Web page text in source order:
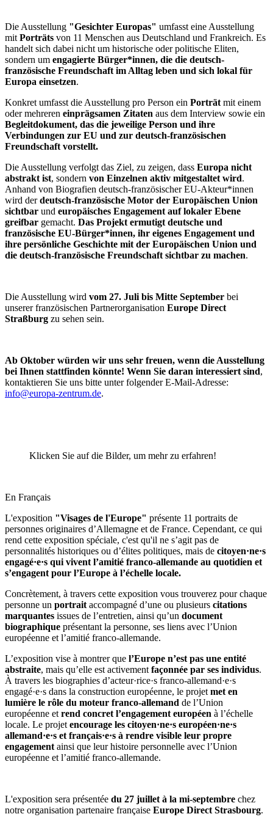
Die Ausstellung "Gesichter Europas" umfasst eine Ausstellung
mit Porträts von 11 Menschen aus Deutschland und Frankreich. Es
handelt sich dabei nicht um historische oder politische Eliten,
sondern um engagierte Bürger*innen, die die deutsch-
französische Freundschaft im Alltag leben und sich lokal für
Europa einsetzen.
Konkret umfasst die Ausstellung pro Person ein Porträt mit einem
oder mehreren einprägsamen Zitaten aus dem Interview sowie ein
Begleitdokument, das die jeweilige Person und ihre
Verbindungen zur EU und zur deutsch-französischen
Freundschaft vorstellt.
Die Ausstellung verfolgt das Ziel, zu zeigen, dass Europa nicht
abstrakt ist, sondern von Einzelnen aktiv mitgestaltet wird.
Anhand von Biografien deutsch-französischer EU-Akteur*innen
wird derdeutsch-französische Motor der Europäischen Union
sichtbar und europäisches Engagement auf lokaler Ebene
greifbar gemacht. Das Projekt ermutigt deutsche und
französische EU-Bürger*innen, ihr eigenes Engagement und
ihre persönliche Geschichte mit der Europäischen Union und
die deutsch-französische Freundschaft sichtbar zu machen.
Die Ausstellung wird vom 27. Juli bis Mitte September bei
unserer französischen Partnerorganisation Europe Direct
Straßburg zu sehen sein.
Ab Oktober würden wir uns sehr freuen, wenn die Ausstellung
bei Ihnen stattfinden könnte! Wenn Sie daran interessiert sind,
kontaktieren Sie uns bitte unter folgender E-Mail-Adresse:
info@europa-zentrum.de.
Klicken Sie auf die Bilder, um mehr zu erfahren!
En Français
L'exposition "Visages de l'Europe" présente 11 portraits de
personnes originaires d’Allemagne et de France. Cependant, ce qui
rend cette exposition spéciale, c'est qu'il ne s’agit pas de
personnalités historiques ou d’élites politiques, mais de citoyen·ne·s
engagé·e·s qui vivent l’amitié franco-allemande au quotidien et
s’engagent pour l’Europe à l’échelle locale.
Concrètement, à travers cette exposition vous trouverez pour chaque
personne un portrait accompagné d’une ou plusieurs citations
marquantes issues de l’entretien, ainsi qu’un document
biographique présentant la personne, ses liens avec l’Union
européenne et l’amitié franco-allemande.
L’exposition vise à montrer que l’Europe n’est pas une entité
abstraite, mais qu’elle est activement façonnée par ses individus.
À travers les biographies d’acteur·rice·s franco-allemand·e·s
engagé·e·s dans la construction européenne, le projet met en
lumière le rôle du moteur franco-allemand de l’Union
européenne et rend concret l’engagement européen à l’échelle
locale. Le projet encourage les citoyen·ne·s européen·ne·s
allemand·e·s et français·e·s à rendre visible leur propre
engagement ainsi que leur histoire personnelle avec l’Union
européenne et l’amitié franco-allemande.
L'exposition sera présentée du 27 juillet à la mi-septembre chez
notre organisation partenaire française Europe Direct Strasbourg.